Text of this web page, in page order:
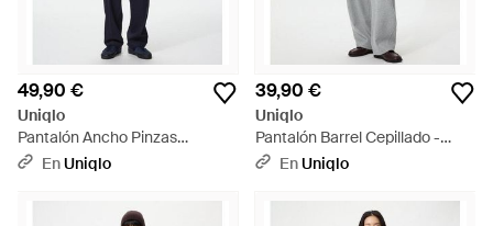
49,90 €
Uniqlo
Pantalón Ancho Pinzas
Cepillado - Azul
EnUniqlo
39,90 €
Uniqlo
Pantalón Barrel Cepillado -
Blanco
EnUniqlo